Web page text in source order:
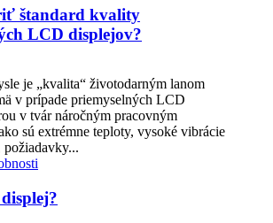
štandard kvality
LCD displejov?
je „kvalita“ životodarným lanom
v prípade priemyselných LCD
v tvár náročným pracovným
sú extrémne teploty, vysoké vibrácie
požiadavky...